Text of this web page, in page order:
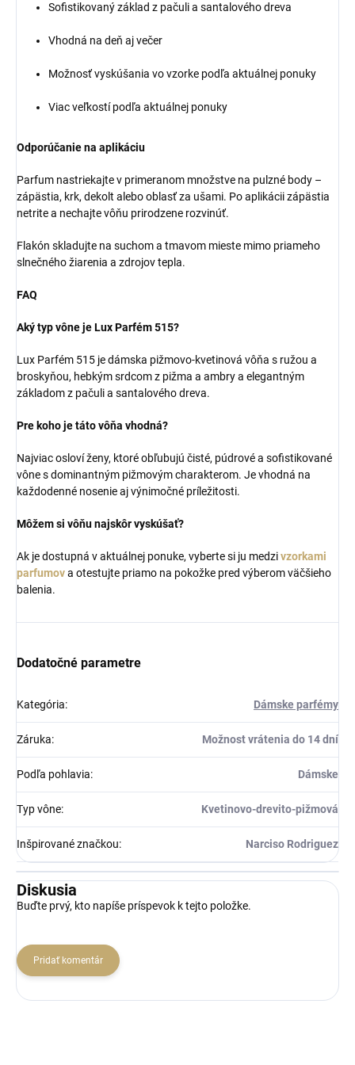
Sofistikovaný základ z pačuli a santalového dreva
Vhodná na deň aj večer
Možnosť vyskúšania vo vzorke podľa aktuálnej ponuky
Viac veľkostí podľa aktuálnej ponuky
Odporúčanie na aplikáciu
Parfum nastriekajte v primeranom množstve na pulzné body –
zápästia, krk, dekolt alebo oblasť za ušami. Po aplikácii zápästia
netrite a nechajte vôňu prirodzene rozvinúť.
Flakón skladujte na suchom a tmavom mieste mimo priameho
slnečného žiarenia a zdrojov tepla.
FAQ
Aký typ vône je Lux Parfém 515?
Lux Parfém 515 je dámska pižmovo-kvetinová vôňa s ružou a
broskyňou, hebkým srdcom z pižma a ambry a elegantným
základom z pačuli a santalového dreva.
Pre koho je táto vôňa vhodná?
Najviac osloví ženy, ktoré obľubujú čisté, púdrové a sofistikované
vône s dominantným pižmovým charakterom. Je vhodná na
každodenné nosenie aj výnimočné príležitosti.
Môžem si vôňu najskôr vyskúšať?
Ak je dostupná v aktuálnej ponuke, vyberte si ju medzivzorkami
parfumova otestujte priamo na pokožke pred výberom väčšieho
balenia.
Dodatočné parametre
Kategória: Dámske parfémy
Záruka: Možnost vrátenia do 14 dní
Podľa pohlavia: Dámske
Typ vône: Kvetinovo-drevito-pižmová
Inšpirované značkou: Narciso Rodriguez
Diskusia
Buďte prvý, kto napíše príspevok k tejto položke.
Pridať komentár